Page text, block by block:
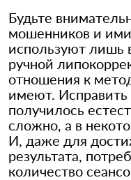
Будьте
мошенников и
используют лишь
ручной
отношения к
имеют. Исправить
получилось
сложно, а в
И, даже для
результата,
количество